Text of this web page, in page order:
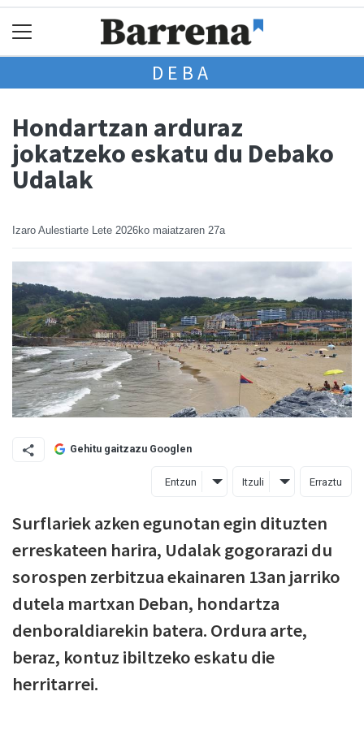
DEBA
Hondartzan arduraz
jokatzeko eskatu du Debako
Udalak
Izaro Aulestiarte Lete 2026ko maiatzaren 27a
Gehitu gaitzazu Googlen
Entzun Itzuli Erraztu
Surflariek azken egunotan egin dituzten
erreskateen harira, Udalak gogorarazi du
sorospen zerbitzua ekainaren 13an jarriko
dutela martxan Deban, hondartza
denboraldiarekin batera. Ordura arte,
beraz, kontuz ibiltzeko eskatu die
herritarrei.